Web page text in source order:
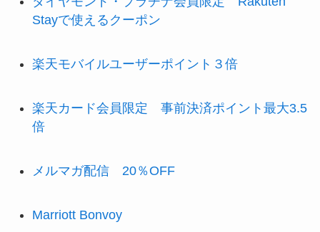
Stayで使えるクーポン
楽天モバイルユーザーポイント３倍
楽天カード会員限定 事前決済ポイント最大3.5
倍
メルマガ配信 20％OFF
Marriott Bonvoy